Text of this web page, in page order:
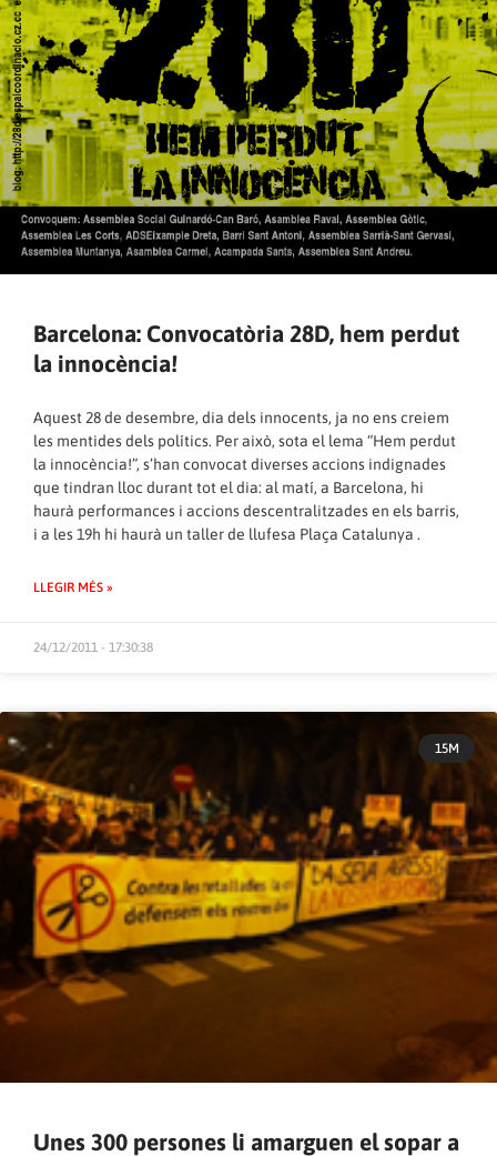
Barcelona: Convocatòria 28D, hem perdut
la innocència!
Aquest 28 de desembre, dia dels innocents, ja no ens creiem
les mentides dels polítics. Per això, sota el lema “Hem perdut
la innocència!”, s’han convocat diverses accions indignades
que tindran lloc durant tot el dia: al matí, a Barcelona, hi
haurà performances i accions descentralitzades en els barris,
i a les 19h hi haurà un taller de llufesa Plaça Catalunya .
LLEGIR MÉS »
24/12/2011 - 17:30:38
15M
Unes 300 persones li amarguen el sopar a